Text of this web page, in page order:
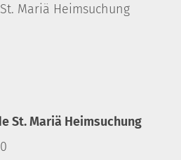
Mariä Heimsuchung
St. Mariä Heimsuchung